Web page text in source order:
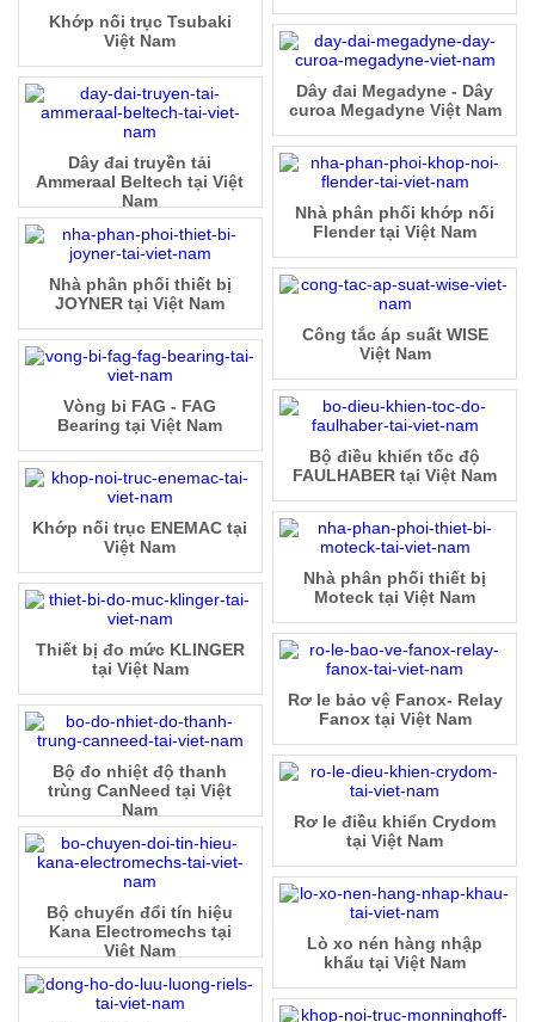
Khớp nối trục Tsubaki
Việt Nam
Dây đai Megadyne - Dây
curoa Megadyne Việt Nam
Dây đai truyền tải
Ammeraal Beltech tại Việt
Nam
Nhà phân phối khớp nối
Flender tại Việt Nam
Nhà phân phối thiết bị
JOYNER tại Việt Nam
Công tắc áp suất WISE
Việt Nam
Vòng bi FAG - FAG
Bearing tại Việt Nam
Bộ điều khiển tốc độ
FAULHABER tại Việt Nam
Khớp nối trục ENEMAC tại
Việt Nam
Nhà phân phối thiết bị
Moteck tại Việt Nam
Thiết bị đo mức KLINGER
tại Việt Nam
Rơ le bảo vệ Fanox- Relay
Fanox tại Việt Nam
Bộ đo nhiệt độ thanh
trùng CanNeed tại Việt
Nam
Rơ le điều khiển Crydom
tại Việt Nam
Bộ chuyển đổi tín hiệu
Kana Electromechs tại
Việt Nam
Lò xo nén hàng nhập
khẩu tại Việt Nam